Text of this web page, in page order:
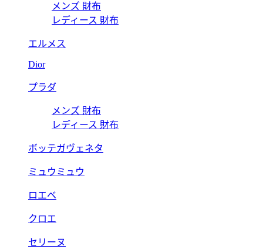
メンズ 財布
レディース 財布
エルメス
Dior
プラダ
メンズ 財布
レディース 財布
ボッテガヴェネタ
ミュウミュウ
ロエベ
クロエ
セリーヌ